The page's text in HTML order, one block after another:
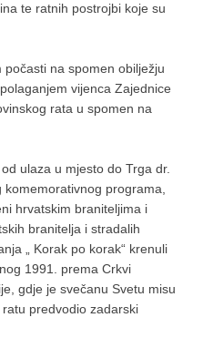
te ratnih postrojbi koje su
na spomen obilježju
vijenca Zajednice
rata u spomen na
ulaza u mjesto do Trga dr.
programa,
hrvatskim braniteljima i
branitelja i stradalih
„ Korak po korak“ krenuli
1991. prema Crkvi
gdje je svečanu Svetu misu
predvodio zadarski